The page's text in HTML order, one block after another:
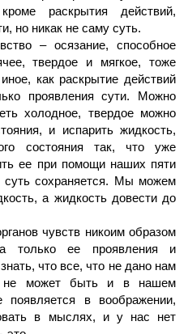
раскрытия действий,
но никак не саму суть.
– осязание, способное
твердое и мягкое, тоже
как раскрытие действий
проявления сути. Можно
холодное, твердое можно
и испарить жидкость,
состояния так, что уже
ее при помощи наших пяти
суть сохраняется. Мы можем
а жидкость довести до
чувств никоим образом
только ее проявления и
что все, что не дано нам
не может быть и в нашем
в воображении,
в мыслях, и у нас нет